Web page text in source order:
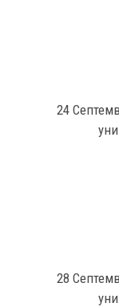
24
28